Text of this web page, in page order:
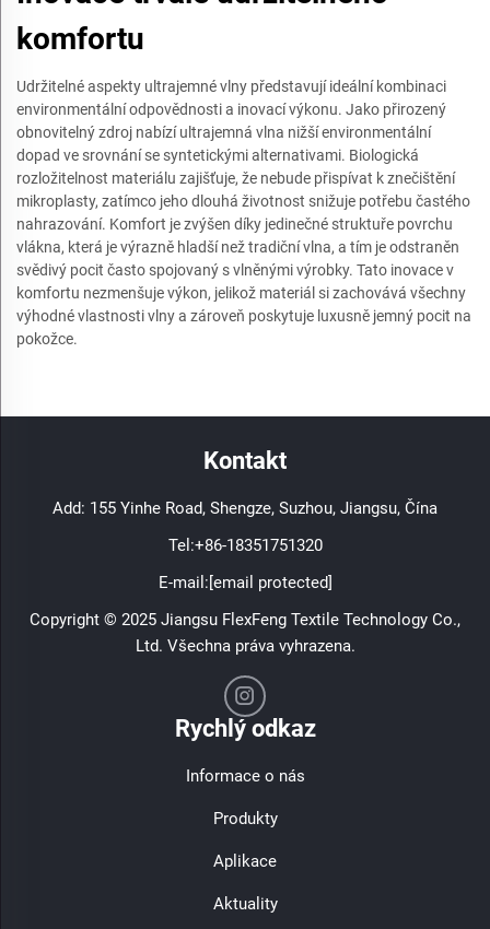
komfortu
Udržitelné aspekty ultrajemné vlny představují ideální kombinaci
environmentální odpovědnosti a inovací výkonu. Jako přirozený
obnovitelný zdroj nabízí ultrajemná vlna nižší environmentální
dopad ve srovnání se syntetickými alternativami. Biologická
rozložitelnost materiálu zajišťuje, že nebude přispívat k znečištění
mikroplasty, zatímco jeho dlouhá životnost snižuje potřebu častého
nahrazování. Komfort je zvýšen díky jedinečné struktuře povrchu
vlákna, která je výrazně hladší než tradiční vlna, a tím je odstraněn
svědivý pocit často spojovaný s vlněnými výrobky. Tato inovace v
komfortu nezmenšuje výkon, jelikož materiál si zachovává všechny
výhodné vlastnosti vlny a zároveň poskytuje luxusně jemný pocit na
pokožce.
Kontakt
Add: 155 Yinhe Road, Shengze, Suzhou, Jiangsu, Čína
Tel:+86-18351751320
E-mail:[email protected]
Copyright © 2025 Jiangsu FlexFeng Textile Technology Co.,
Ltd. Všechna práva vyhrazena.
Rychlý odkaz
Informace o nás
Produkty
Aplikace
Aktuality